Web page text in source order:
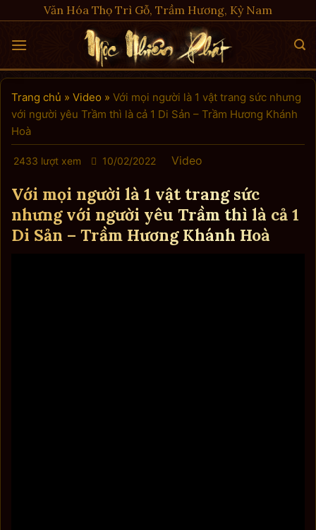
to
content
Văn Hóa Thọ Trì Gỗ, Trầm Hương, Kỳ Nam
Trang chủ » Video » Với mọi người là 1 vật trang sức nhưng
với người yêu Trầm thì là cả 1 Di Sản – Trầm Hương Khánh
Hoà
2433 lượt xem 10/02/2022 Video
Với mọi người là 1 vật trang sức
nhưng với người yêu Trầm thì là cả 1
Di Sản – Trầm Hương Khánh Hoà